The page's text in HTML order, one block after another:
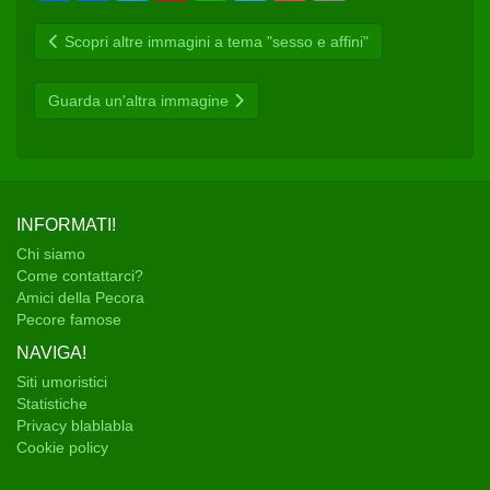
d
i
v
i
d
i
e
b
o
o
k
t
t
e
r
t
e
r
e
s
t
t
s
A
p
p
e
g
r
k
e
t
i
l
Scopri altre immagini a tema "sesso e affini"
Guarda un'altra immagine
INFORMATI!
Chi siamo
Come contattarci?
Amici della Pecora
Pecore famose
NAVIGA!
Siti umoristici
Statistiche
Privacy blablabla
Cookie policy